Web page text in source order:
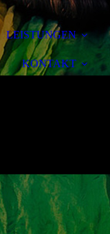
LEISTUNGEN
KONTAKT